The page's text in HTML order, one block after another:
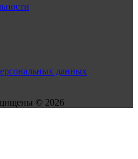
данных
© 2026